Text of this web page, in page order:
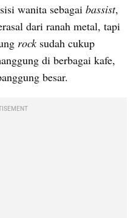
wanita sebagai bassist,
dari ranah metal, tapi
rock sudah cukup
di berbagai kafe,
besar.